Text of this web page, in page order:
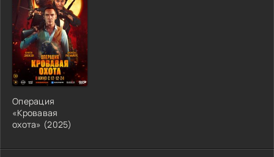
Операция
«Кровавая
охота» (2025)